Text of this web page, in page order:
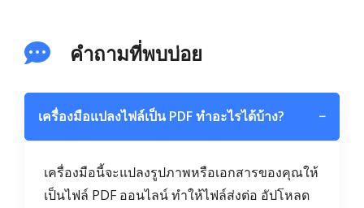
คำถามที่พบบ่อย
เครื่องมือแปลงไฟล์เป็น PDF ทำอะไรได้บ้าง? −
เครื่องมือนี้จะแปลงรูปภาพหรือเอกสารของคุณให้
เป็นไฟล์ PDF ออนไลน์ ทำให้ไฟล์ส่งต่อ อัปโหลด